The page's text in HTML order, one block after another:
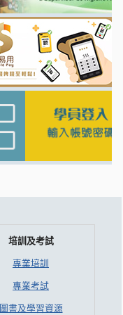
培訓及考試
專業培訓
專業考試
圖書及學習資源